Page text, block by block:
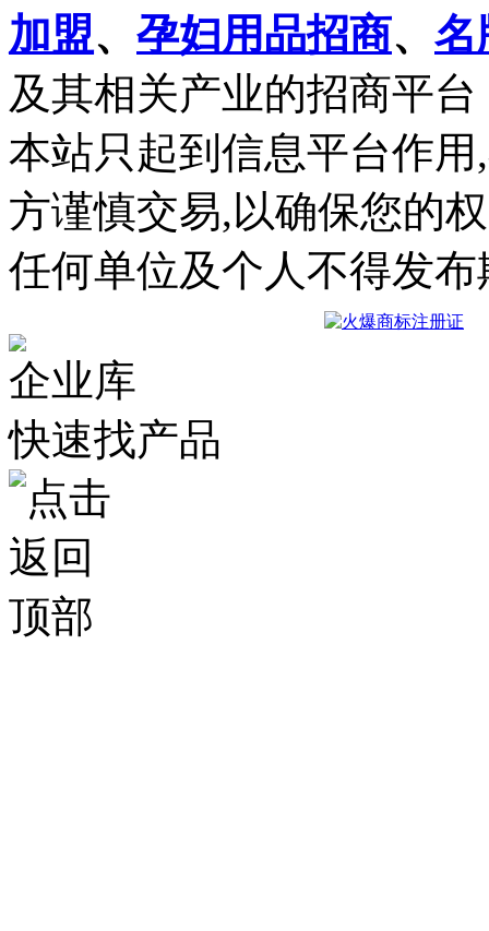
加盟、 孕妇用品招商、 名
及其相关产业的招商平台
本站只起到信息平台作
方谨慎交易,以确保您的
任何单位及个人不得发
企业库
快速找产品